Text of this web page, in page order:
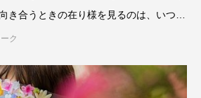
き合うときの在り様を見るのは、いつも
ク